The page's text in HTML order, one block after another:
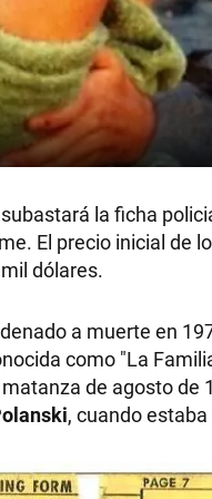
la ficha
El precio inicial de
dólares.
a muerte en
como "La
de agosto
, cuando